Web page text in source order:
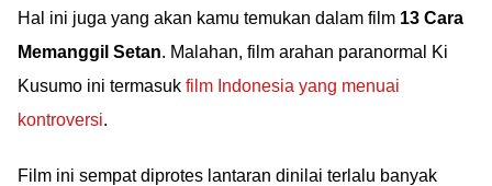
Hal ini juga yang akan kamu temukan dalam film 13 Cara
Memanggil Setan. Malahan, film arahan paranormal Ki
Kusumo ini termasuk film Indonesia yang menuai
kontroversi.
Film ini sempat diprotes lantaran dinilai terlalu banyak